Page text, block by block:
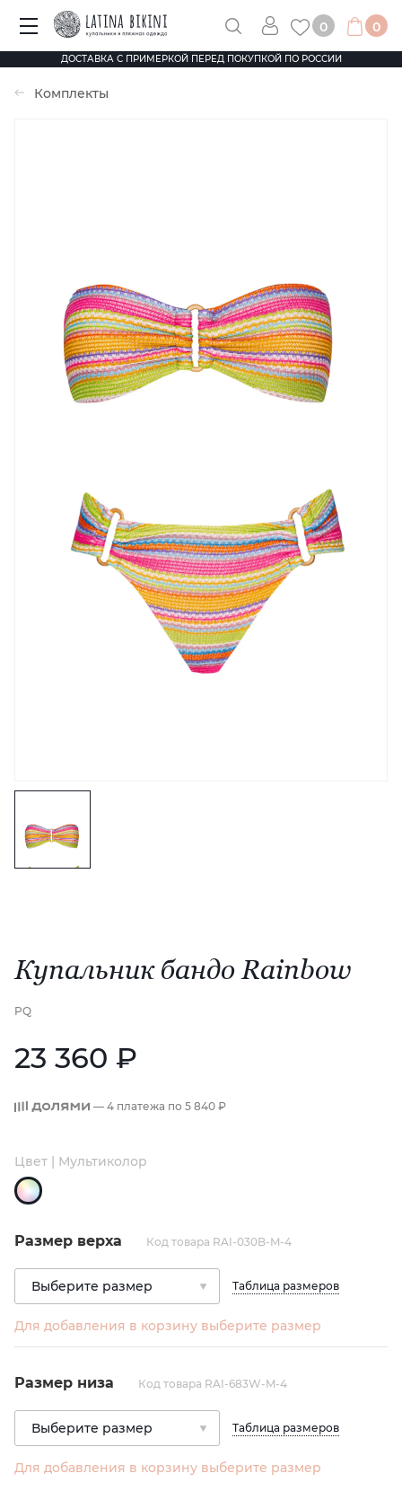
ДОСТАВКА С ПРИМЕРКОЙ ПЕРЕД ПОКУПКОЙ ПО РОССИИ
0 0
Комплекты
Купальник бандо Rainbow
PQ
23 360 ₽
— 4 платежа по 5 840 ₽
Цвет | Мультиколор
Размер верха Код товара RAI-030B-M-4
Таблица размеров
Для добавления в корзину выберите размер
Размер низа Код товара RAI-683W-M-4
Таблица размеров
Для добавления в корзину выберите размер